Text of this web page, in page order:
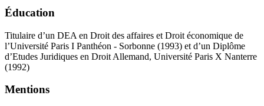
Éducation
Titulaire d’un DEA en Droit des affaires et Droit économique de
l’Université Paris I Panthéon - Sorbonne (1993) et d’un Diplôme
d’Etudes Juridiques en Droit Allemand, Université Paris X Nanterre
(1992)
Mentions